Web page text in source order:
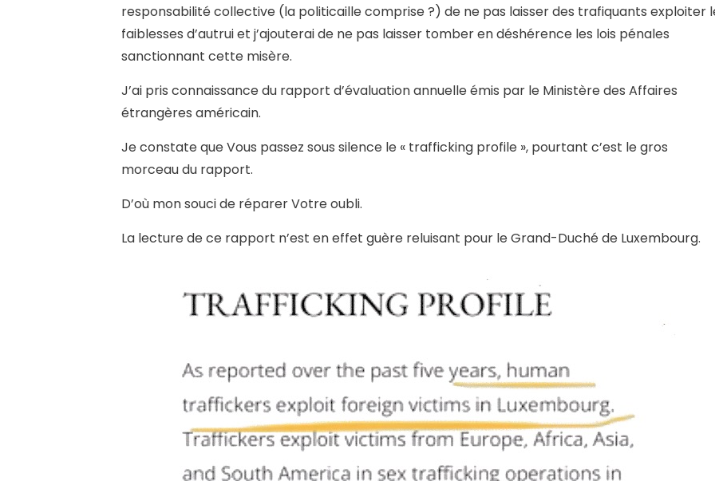
responsabilité collective (la politicaille comprise ?) de ne pas laisser des trafiquants exploiter
faiblesses d’autrui et j’ajouterai de ne pas laisser tomber en déshérence les lois pénales
sanctionnant cette misère.
J’ai pris connaissance du rapport d’évaluation annuelle émis par le Ministère des Affaires
étrangères américain.
Je constate que Vous passez sous silence le « trafficking profile », pourtant c’est le gros
morceau du rapport.
D’où mon souci de réparer Votre oubli.
La lecture de ce rapport n’est en effet guère reluisant pour le Grand-Duché de Luxembourg.